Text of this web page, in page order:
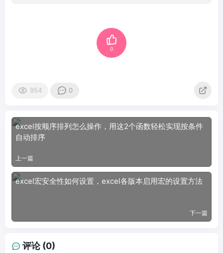
0
954 0
excel按顺序排列怎么操作，用这2个函数轻松实现按条件
自动排序
上一篇
excel宏安全性如何设置，excel各版本启用宏的设置方法
下一篇
评论 (0)